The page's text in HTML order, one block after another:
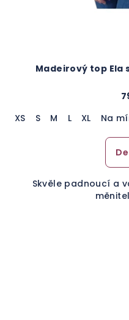
Madeirový top Ela
XS
S M L XL Na
Skvěle padnoucí a